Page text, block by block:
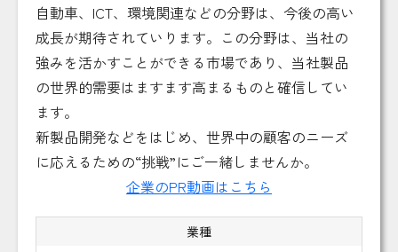
自動車、ICT、環境関連などの分野は、今後の高い
成長が期待されていります。この分野は、当社の
強みを活かすことができる市場であり、当社製品
の世界的需要はますます高まるものと確信してい
ます。
新製品開発などをはじめ、世界中の顧客のニーズ
に応えるための“挑戦”にご一緒しませんか。
企業のPR動画はこちら
業種